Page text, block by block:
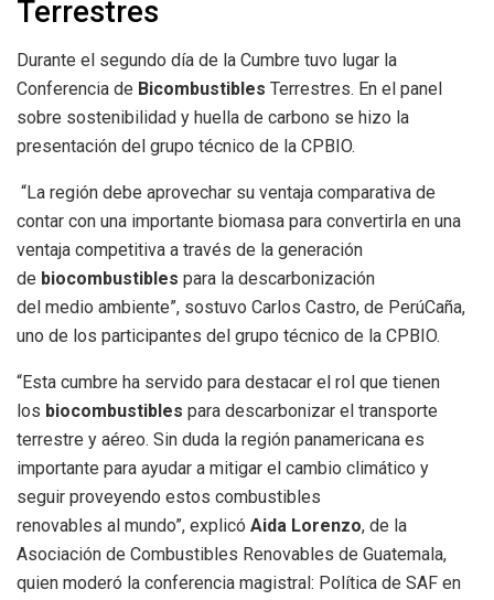
Terrestres
Durante el segundo día de la Cumbre tuvo lugar la
Conferencia de Bicombustibles Terrestres. En el panel
sobre sostenibilidad y huella de carbono se hizo la
presentación del grupo técnico de la CPBIO.
“La región debe aprovechar su ventaja comparativa de
contar con una importante biomasa para convertirla en una
ventaja competitiva a través de la generación
de biocombustibles para la descarbonización
del medio ambiente”, sostuvo Carlos Castro, de PerúCaña,
uno de los participantes del grupo técnico de la CPBIO.
“Esta cumbre ha servido para destacar el rol que tienen
los biocombustibles para descarbonizar el transporte
terrestre y aéreo. Sin duda la región panamericana es
importante para ayudar a mitigar el cambio climático y
seguir proveyendo estos combustibles
renovables al mundo”, explicó Aida Lorenzo, de la
Asociación de Combustibles Renovables de Guatemala,
quien moderó la conferencia magistral: Política de SAF en